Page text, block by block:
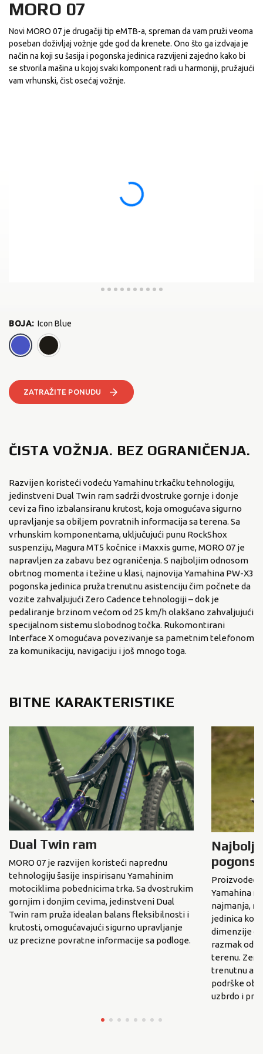
MORO 07
Novi MORO 07 je drugačiji tip eMTB-a, spreman da vam pruži veoma
poseban doživljaj vožnje gde god da krenete. Ono što ga izdvaja je
način na koji su šasija i pogonska jedinica razvijeni zajedno kako bi
se stvorila mašina u kojoj svaki komponent radi u harmoniji, pružajući
vam vrhunski, čist osećaj vožnje.
BOJA: Icon Blue
ZATRAŽITE PONUDU
ČISTA VOŽNJA. BEZ OGRANIČENJA.
Razvijen koristeći vodeću Yamahinu trkačku tehnologiju,
jedinstveni Dual Twin ram sadrži dvostruke gornje i donje
cevi za fino izbalansiranu krutost, koja omogućava sigurno
upravljanje sa obiljem povratnih informacija sa terena. Sa
vrhunskim komponentama, uključujući punu RockShox
suspenziju, Magura MT5 kočnice i Maxxis gume, MORO 07 je
napravljen za zabavu bez ograničenja. S najboljim odnosom
obrtnog momenta i težine u klasi, najnovija Yamahina PW-X3
pogonska jedinica pruža trenutnu asistenciju čim počnete da
vozite zahvaljujući Zero Cadence tehnologiji – dok je
pedaliranje brzinom većom od 25 km/h olakšano zahvaljujući
specijalnom sistemu slobodnog točka. Rukomontirani
Interface X omogućava povezivanje sa pametnim telefonom
za komunikaciju, navigaciju i još mnogo toga.
BITNE KARAKTERISTIKE
Dual Twin ram
MORO 07 je razvijen koristeći naprednu
tehnologiju šasije inspirisanu Yamahinim
motociklima pobednicima trka. Sa dvostrukim
gornjim i donjim cevima, jedinstveni Dual
Twin ram pruža idealan balans fleksibilnosti i
krutosti, omogućavajući sigurno upravljanje
uz precizne povratne informacije sa podloge.
Proizvodeći
Yamahina
najmanja,
jedinica
dimenzije
razmak od
terenu.
trenutnu
podrške
uzbrdo i